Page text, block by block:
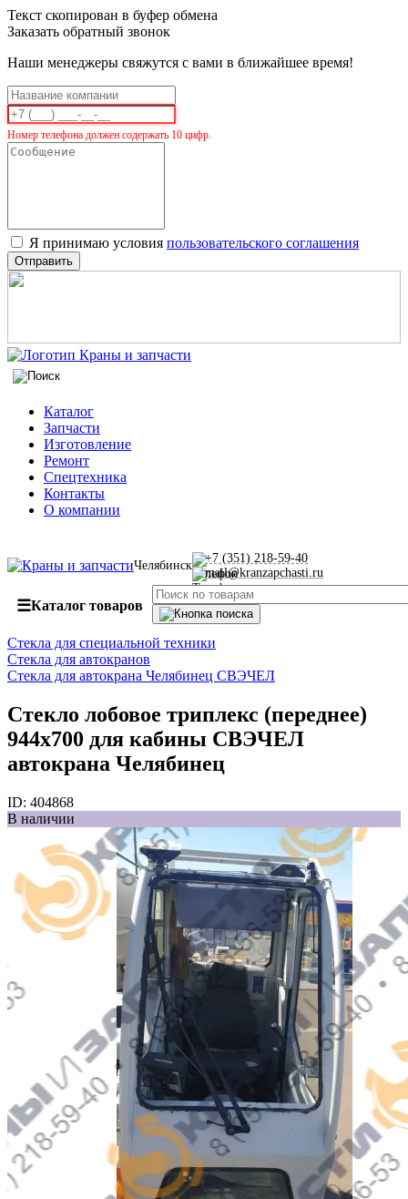
Текст скопирован в буфер обмена
Заказать обратный звонок
Наши менеджеры свяжутся с вами в ближайшее время!
Номер телефона должен содержать 10 цифр.
Я принимаю условия пользовательского соглашения
Отправить
Каталог
Запчасти
Изготовление
Ремонт
Спецтехника
Контакты
О компании
Челябинск
+7 (351) 218-59-40
mail@kranzapchasti.ru
☰Каталог товаров
Стекла для специальной техники
Стекла для автокранов
Стекла для автокрана Челябинец СВЭЧЕЛ
Стекло лобовое триплекс (переднее)
944х700 для кабины СВЭЧЕЛ
автокрана Челябинец
ID: 404868
В наличии